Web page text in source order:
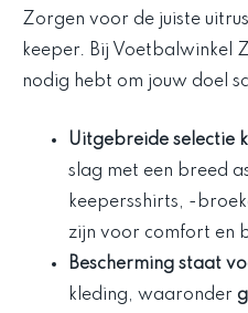
Zorgen voor de juiste
keeper. Bij Voetbalwinkel
nodig hebt om jouw doel
Uitgebreide selectie
slag met een breed
keepersshirts, -
zijn voor comfort en
Bescherming staat
kleding, waaronder